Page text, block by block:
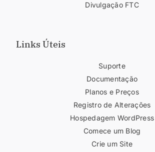
Divulgação FTC
Links Úteis
Suporte
Documentação
Planos e Preços
Registro de Alterações
Hospedagem WordPress
Comece um Blog
Crie um Site